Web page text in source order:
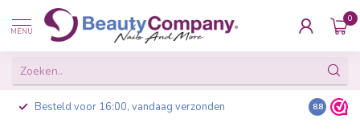
MENU
0
Besteld voor 16:00, vandaag verzonden 8.8